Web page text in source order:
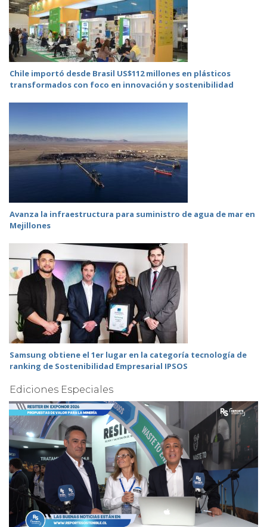
Chile importó desde Brasil US$112 millones en plásticos
transformados con foco en innovación y sostenibilidad
Avanza la infraestructura para suministro de agua de mar en
Mejillones
Samsung obtiene el 1er lugar en la categoría tecnología de
ranking de Sostenibilidad Empresarial IPSOS
Ediciones Especiales